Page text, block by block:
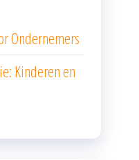
Ondernemers
Kinderen en